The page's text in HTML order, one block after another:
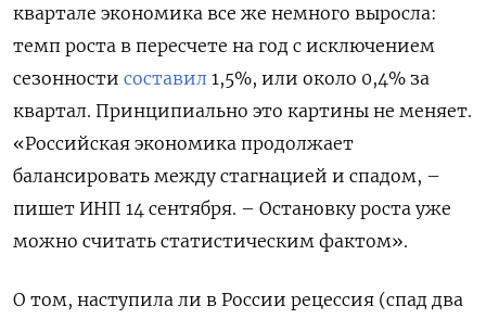
квартале экономика все же немного выросла:
темп роста в пересчете на год с исключением
сезонности составил 1,5%, или около 0,4% за
квартал. Принципиально это картины не меняет.
«Российская экономика продолжает
балансировать между стагнацией и спадом, –
пишет ИНП 14 сентября. – Остановку роста уже
можно считать статистическим фактом».
О том, наступила ли в России рецессия (спад два